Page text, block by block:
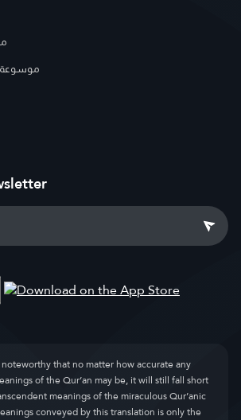
موسوعة
noteworthy that no matter how accurate any
of the Qur’an may be, it will still fall short
meanings of the miraculous Qur’anic
conveyed by this translation is only the